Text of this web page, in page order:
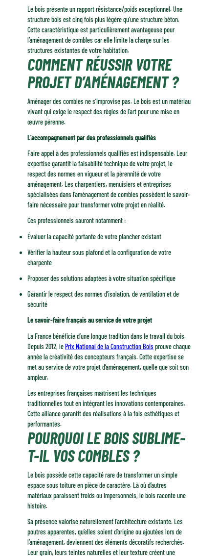
Le bois présente un rapport résistance/poids exceptionnel. Une
structure bois est cinq fois plus légère qu’une structure béton.
Cette caractéristique est particulièrement avantageuse pour
l’aménagement de combles car elle limite la charge sur les
structures existantes de votre habitation.
COMMENT RÉUSSIR VOTRE
PROJET D’AMÉNAGEMENT ?
Aménager des combles ne s’improvise pas. Le bois est un matériau
vivant qui exige le respect des règles de l’art pour une mise en
œuvre pérenne.
L’accompagnement par des professionnels qualifiés
Faire appel à des professionnels qualifiés est indispensable. Leur
expertise garantit la faisabilité technique de votre projet, le
respect des normes en vigueur et la pérennité de votre
aménagement. Les charpentiers, menuisiers et entreprises
spécialisées dans l’aménagement de combles possèdent le savoir-
faire nécessaire pour transformer votre projet en réalité.
Ces professionnels sauront notamment :
Évaluer la capacité portante de votre plancher existant
Vérifier la hauteur sous plafond et la configuration de votre
charpente
Proposer des solutions adaptées à votre situation spécifique
Garantir le respect des normes d’isolation, de ventilation et de
sécurité
Le savoir-faire français au service de votre projet
La France bénéficie d’une longue tradition dans le travail du bois.
Depuis 2012, lePrix National de la Construction Boisprouve chaque
année la créativité des concepteurs français. Cette expertise se
met au service de votre projet d’aménagement, quelle que soit son
ampleur.
Les entreprises françaises maîtrisent les techniques
traditionnelles tout en intégrant les innovations contemporaines.
Cette alliance garantit des réalisations à la fois esthétiques et
performantes.
POURQUOI LE BOIS SUBLIME-
T-IL VOS COMBLES ?
Le bois possède cette capacité rare de transformer un simple
espace sous toiture en pièce de caractère. Là où d’autres
matériaux paraissent froids ou impersonnels, le bois raconte une
histoire.
Sa présence valorise naturellement l’architecture existante. Les
poutres apparentes, qu’elles soient d’origine ou ajoutées lors de
l’aménagement, deviennent des éléments décoratifs recherchés.
Leur grain, leurs teintes naturelles et leur texture créent une